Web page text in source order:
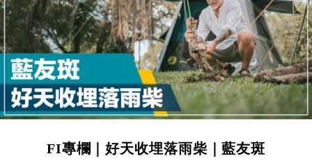
15:47
財經｜恒隆10月換帥 玩具「反」斗城亞洲CEO蔡德
粦接任
15:11
財經｜韓股反覆波動收跌 連挫7周創逾3年最長跌勢
13:44
財經｜內地7月美元計價出口增近24%勝預期 貿易順
差達1125億美元
12:44
財經｜日本春季三度入市撐日圓 4月單日斥6.28萬億
國際｜特朗普料美伊戰事快結束 承認部分彈藥庫存緊
FI專欄｜好天收埋落雨柴｜藍友斑